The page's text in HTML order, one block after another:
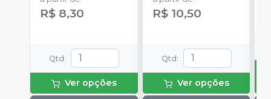
R$ 8,30
Qtd :
Ver opções
R$ 10,50
Qtd :
Ver opções